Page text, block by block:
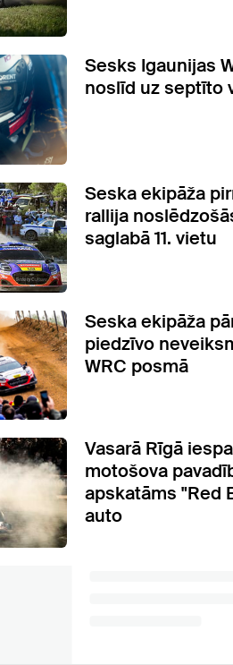
Sesks Igaunijas
noslīd uz septīto
Seska ekipāža
rallija
saglabā 11. vietu
Seska ekipāža
piedzīvo
WRC posmā
Vasarā Rīgā
motošova
apskatāms "Red
auto